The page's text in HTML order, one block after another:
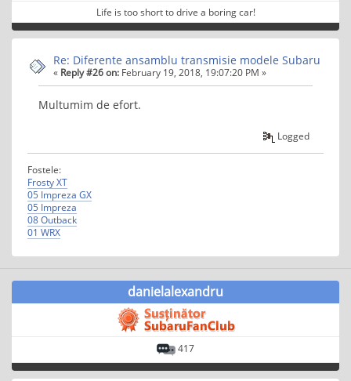
Life is too short to drive a boring car!
Re: Diferente ansamblu transmisie modele Subaru
« Reply #26 on: February 19, 2018, 19:07:20 PM »
Multumim de efort.
Logged
Fostele:
Frosty XT
05 Impreza GX
05 Impreza
08 Outback
01 WRX
danielalexandru
417